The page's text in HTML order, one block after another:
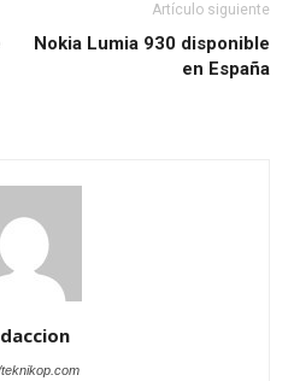
Artículo siguiente
Nokia Lumia 930 disponible
en España